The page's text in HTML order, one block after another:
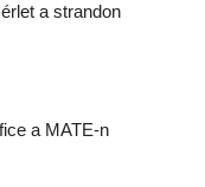
a strandon
a MATE-n